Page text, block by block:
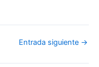
Entrada siguiente →